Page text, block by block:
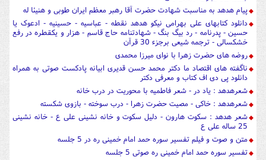
پیام هدهد به مناسبت شهادت حضرت آقا رهبر معظم ایران طوبی و هنیئا له
دانلود کتابهای علی بهرامی نیکو هدهد نقطه - عباسیه - حسینیه - ادعوک یا
حسین - پدرنامه - رد بیگ بنگ - شهادتنامه حاج قاسم - هزار و یکقطره در رفع
خشکسالی - ترجمه شیعی برجزء 30 قرآن
روضه های حضرت زهرا با نوای میرزا محمدی
ناگفته های اقتصاد ما دکتر محمد حسن قدیری ابیانه پادکست صوتی به همراه
دانلود پی دی اف کتاب و معرفی دکتر
شعرهدهد : یاد در - شعر فاطمیه با محوریت در درب خانه
شعرهدهد : خاکی - مصیت حضرت زهرا - درب سوخته - بازوی شکسته
شعر هدهد : سکوت هارون - دلیل سکوت و خانه نشینی علی ع - خانه نشینی
25 ساله علی ع
متن و صوت و فیلم تفسیر سوره حمد امام خمینی ره در 5 جلسه
تفسیر سوره حمد امام خمینی ره صوتی 5 جلسه